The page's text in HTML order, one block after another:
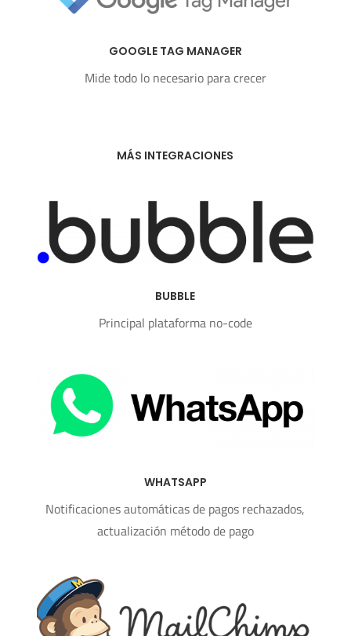
GOOGLE TAG MANAGER
Mide todo lo necesario para crecer
MÁS INTEGRACIONES
BUBBLE
Principal plataforma no-code
WHATSAPP
Notificaciones automáticas de pagos rechazados,
actualización método de pago